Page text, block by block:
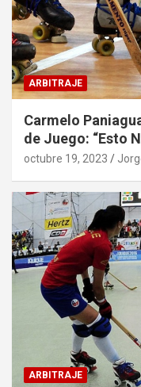
ARBITRAJE
Carmelo
de Juego: “Esto
octubre 19, 2023
ARBITRAJE